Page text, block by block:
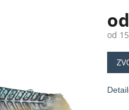
od
od
cena: